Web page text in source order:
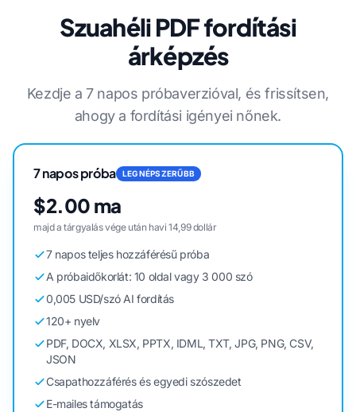
Szuahéli PDF fordítási
árképzés
Kezdje a 7 napos próbaverzióval, és frissítsen,
ahogy a fordítási igényei nőnek.
7 napos próba LEGNÉPSZERŰBB
$2.00 ma
majd a tárgyalás vége után havi 14,99 dollár
7 napos teljes hozzáférésű próba
A próbaidőkorlát: 10 oldal vagy 3 000 szó
0,005 USD/szó AI fordítás
120+ nyelv
PDF, DOCX, XLSX, PPTX, IDML, TXT, JPG, PNG, CSV,
JSON
Csapathozzáférés és egyedi szószedet
E-mailes támogatás